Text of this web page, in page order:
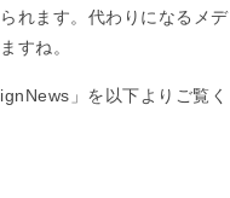
れます。代わりになるメデ
すね。
」を以下よりご覧く